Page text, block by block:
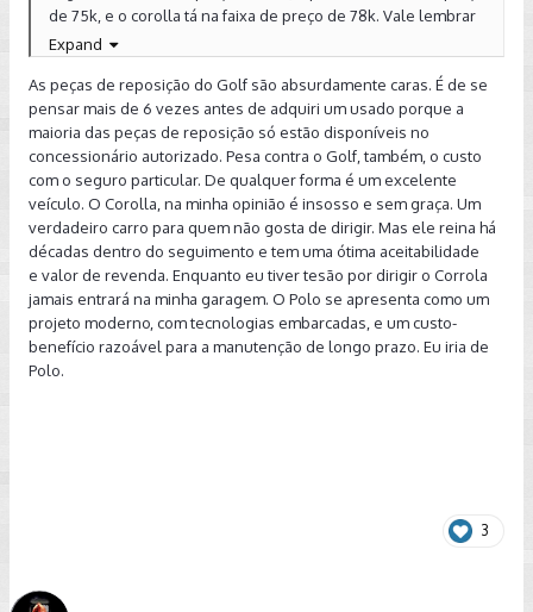
de 75k, e o corolla tá na faixa de preço de 78k. Vale lembrar
que vejo muita gente criticando o Golf chamando-o de
bomba relógio por conta do câmbio DSG, por conta disso,
fico com receio de pegar um golf, apesar de ser superior aos
outros dois. O Polo é 0km, portanto eu não teria dores de
cabeça nem tão cedo. Em relação ao corolla, a versão Altis é
a versão top de linha e que o corolla, apesar de ser um
usado/seminovo, tem fama de ser durável, difícil de quebrar.
A finalidade desta enquete é que eu pretendo trocar de
carro por um superior, meu carro atual é um HB20 Style 1.6
automatico 2015/2015, avaliado em 43k conforme a tabela
Fipe:http://veiculos.fipe.org.br/?carro/hyundai/2-
2018/015090-8/2015/g/vxttldnwg5vt
Sou homem, de 24 anos, com renda mensal de 3.5k. Tenho
ciência que o seguro do golf é o mais caro de todos. Ficarei
Expand
As peças de reposição do Golf são absurdamente caras. É de se
pensar mais de 6 vezes antes de adquiri um usado porque a
maioria das peças de reposição só estão disponíveis no
concessionário autorizado. Pesa contra o Golf, também, o custo
com o seguro particular. De qualquer forma é um excelente
veículo. O Corolla, na minha opinião é insosso e sem graça. Um
verdadeiro carro para quem não gosta de dirigir. Mas ele reina há
décadas dentro do seguimento e tem uma ótima aceitabilidade
e valor de revenda. Enquanto eu tiver tesão por dirigir o Corrola
jamais entrará na minha garagem. O Polo se apresenta como um
projeto moderno, com tecnologias embarcadas, e um custo-
benefício razoável para a manutenção de longo prazo. Eu iria de
Polo.
3